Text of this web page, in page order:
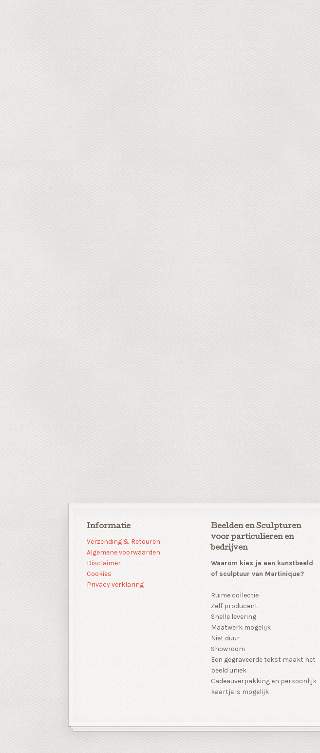
Informatie
Verzending & Retouren
Algemene voorwaarden
Disclaimer
Cookies
Privacy verklaring
Beelden en Sculpturen
voor particulieren en
bedrijven
Waarom kies je een kunstbeeld
of sculptuur van Martinique?
Ruime collectie
Zelf producent
Snelle levering
Maatwerk mogelijk
Niet duur
Showroom
Een gegraveerde tekst maakt het
beeld uniek
Cadeauverpakking en persoonlijk
kaartje is mogelijk